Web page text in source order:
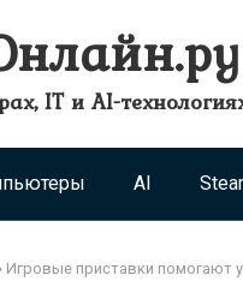
IT и AI-
AI
Игровые приставки помогают